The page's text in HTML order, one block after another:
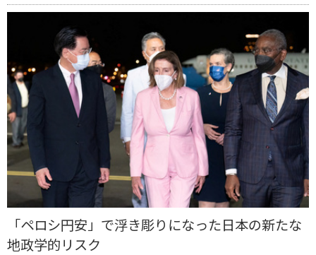
「ペロシ円安」で浮き彫りになった日本の新たな
地政学的リスク